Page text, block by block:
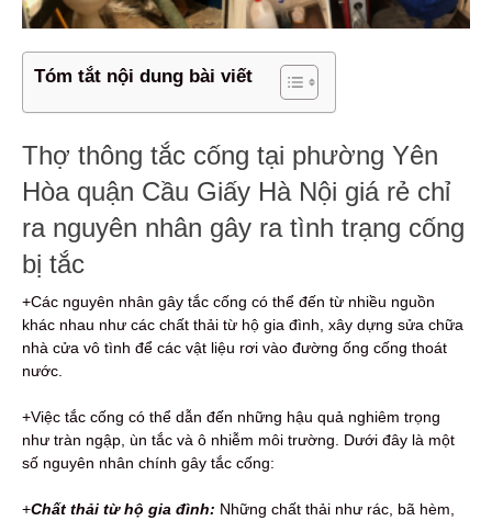
Tóm tắt nội dung bài viết
Thợ thông tắc cống tại phường Yên
Hòa quận Cầu Giấy Hà Nội giá rẻ chỉ
ra nguyên nhân gây ra tình trạng cống
bị tắc
+Các nguyên nhân gây tắc cống có thể đến từ nhiều nguồn
khác nhau như các chất thải từ hộ gia đình, xây dựng sửa chữa
nhà cửa vô tình để các vật liệu rơi vào đường ống cống thoát
nước.
+Việc tắc cống có thể dẫn đến những hậu quả nghiêm trọng
như tràn ngập, ùn tắc và ô nhiễm môi trường. Dưới đây là một
số nguyên nhân chính gây tắc cống:
+Chất thải từ hộ gia đình: Những chất thải như rác, bã hèm,